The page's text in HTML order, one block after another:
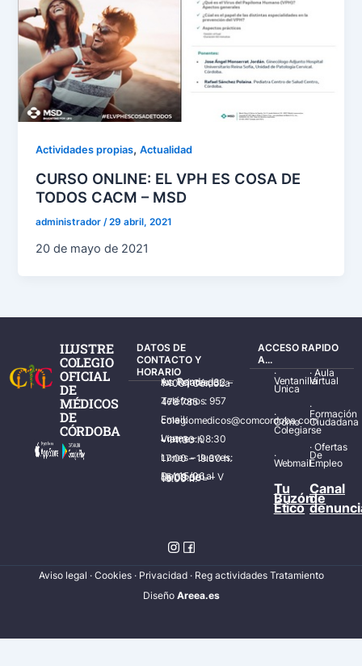
Actividades propias,Actualidad
CURSO ONLINE: EL VPH ES COSA DE
TODOS CACM – MSD
administrador/29 abril, 2021
20 de mayo de 2021
ILUSTRE
COLEGIO
OFICIAL
DE
MÉDICOS
DE
CÓRDOBA
DATOS DE
CONTACTO Y
HORARIO
Av. Ronda de los Tejares, 32 – 14001 Córdoba
Teléfonos: 957 478 785
Email: colegiomedicos@comcordoba.com
Lunes – Viernes: 08:30 – 14:30 h.
Lunes – Jueves: 17:00 – 19:30 h.
Del 15/06 al 15/09 de L – V de 08:00 – 15:00 h.
ACCESO RAPIDO
A...
·
Ventanilla
Única
·
Cómo
Colegiarse
·
Webmail
·Aula
Virtual
·
Formación
Ciudadana
·Ofertas
De
Empleo
Tu
Buzón
Ético
Canal
de
Aviso legal · Cookies· Privacidad · Reg actividades Tratamiento
Diseño Areea.es